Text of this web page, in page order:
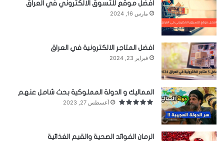
Microsoft.
لذا انطلق وجرب KDE Connect إذا لم تكن راضيًا عن
Connect من خلال مشاهدة Instagram Reel الخاص
بنا مرتبط هنا.
Install KDE Connect (Free)
افضل موقع للتسوق الالكتروني في العراق
مارس 16, 2024
افضل المتاجر الالكترونية في العراق
فبراير 23, 2024
المماليك و الدولة المملوكية بحث شامل عنهم
أغسطس 27, 2023
الرمان الفوائد الصحية والقيم الغذائية